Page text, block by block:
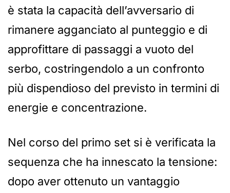
è stata la capacità dell’avversario di
rimanere agganciato al punteggio e di
approfittare di passaggi a vuoto del
serbo, costringendolo a un confronto
più dispendioso del previsto in termini di
energie e concentrazione.
Nel corso del primo set si è verificata la
sequenza che ha innescato la tensione:
dopo aver ottenuto un vantaggio